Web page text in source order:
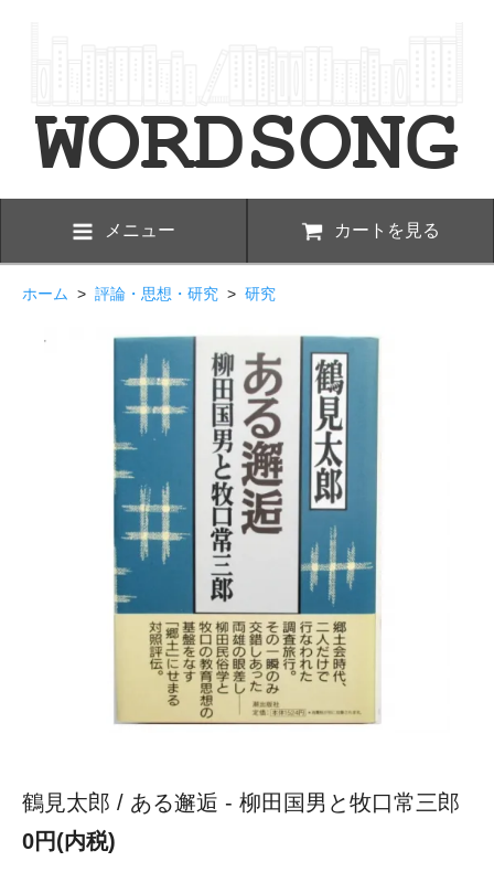
メニュー カートを見る
ホーム > 評論・思想・研究 > 研究
鶴見太郎 / ある邂逅 - 柳田国男と牧口常三郎
0円(内税)